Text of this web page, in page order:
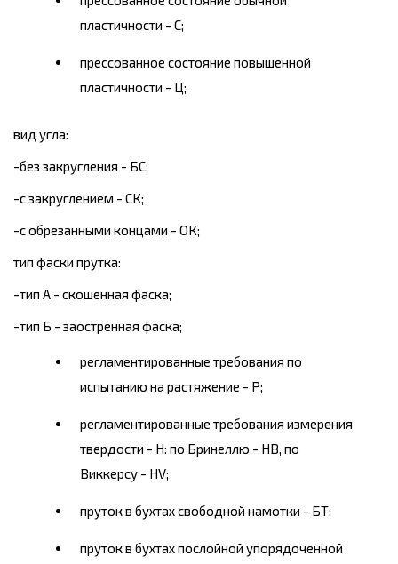
пластичности - С;
прессованное состояние повышенной
пластичности - Ц;
вид угла:
-без закругления - БС;
-с закруглением - СК;
-с обрезанными концами - ОК;
тип фаски прутка:
-тип А - скошенная фаска;
-тип Б - заостренная фаска;
регламентированные требования по
испытанию на растяжение - Р;
регламентированные требования измерения
твердости - Н: по Бринеллю - НВ, по
Виккерсу - HV;
пруток в бухтах свободной намотки - БТ;
пруток в бухтах послойной упорядоченной